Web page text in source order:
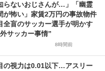
らないおじさんが…」「幽霊
が怖い」家賃2万円の事故物件
全盲のサッカー選手が明かす
サッカー事情”
8時間前
の視力は0.01以下…アスリー